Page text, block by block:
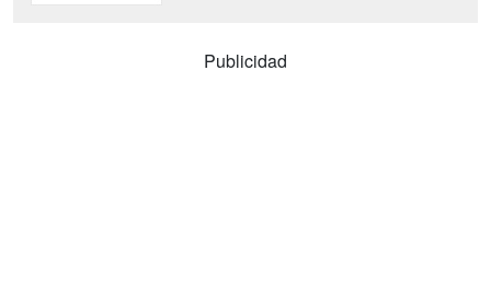
Publicidad